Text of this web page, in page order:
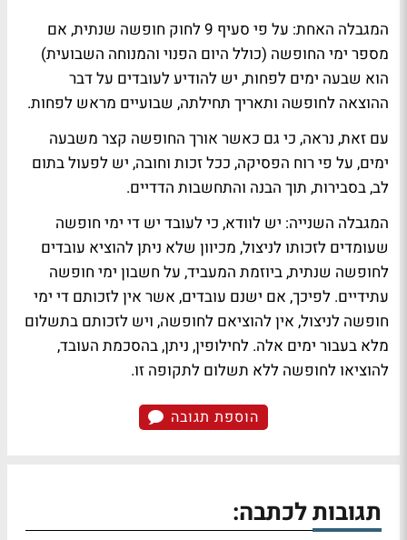
המגבלה האחת: על פי סעיף 9 לחוק חופשה שנתית, אם
מספר ימי החופשה (כולל היום הפנוי והמנוחה השבועית)
הוא שבעה ימים לפחות, יש להודיע לעובדים על דבר
ההוצאה לחופשה ותאריך תחילתה, שבועיים מראש לפחות.
עם זאת, נראה, כי גם כאשר אורך החופשה קצר משבעה
ימים, על פי רוח הפסיקה, ככל זכות וחובה, יש לפעול בתום
לב, בסבירות, תוך הבנה והתחשבות הדדיים.
המגבלה השנייה: יש לוודא, כי לעובד יש די ימי חופשה
שעומדים לזכותו לניצול, מכיוון שלא ניתן להוציא עובדים
לחופשה שנתית, ביוזמת המעביד, על חשבון ימי חופשה
עתידיים. לפיכך, אם ישנם עובדים, אשר אין לזכותם די ימי
חופשה לניצול, אין להוציאם לחופשה, ויש לזכותם בתשלום
מלא בעבור ימים אלה. לחילופין, ניתן, בהסכמת העובד,
להוציאו לחופשה ללא תשלום לתקופה זו.
הוספת תגובה
תגובות לכתבה: